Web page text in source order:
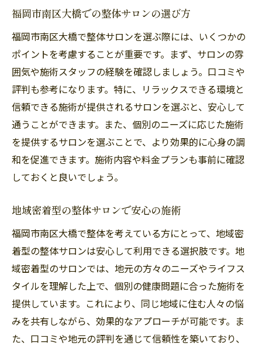
整体サロンで得られる活力の秘密
整体サロンで心身共にリラックス福岡市南区大
橋での体験
リラックスできる環境での整体体験
福岡市南区大橋の整体サロンのリラックス
効果
心と体の緊張をほぐす施術とは
整体で心の解放を感じる瞬間
整体サロンで心身のバランスを整える
整体のプロが教える心と体のバランスを整える
方法福岡市南区大橋編
整体のプロが指南する健康維持の秘訣
心身のバランスを整える整体施術とは
福岡市南区大橋の整体サロンで得る健康知
識
福岡市南区大橋での整体サロンの選び方
福岡市南区大橋で整体サロンを選ぶ際には、いくつかの
ポイントを考慮することが重要です。まず、サロンの雰
囲気や施術スタッフの経験を確認しましょう。口コミや
評判も参考になります。特に、リラックスできる環境と
信頼できる施術が提供されるサロンを選ぶと、安心して
通うことができます。また、個別のニーズに応じた施術
を提供するサロンを選ぶことで、より効果的に心身の調
和を促進できます。施術内容や料金プランも事前に確認
しておくと良いでしょう。
地域密着型の整体サロンで安心の施術
福岡市南区大橋で整体を考えている方にとって、地域密
着型の整体サロンは安心して利用できる選択肢です。地
域密着型のサロンでは、地元の方々のニーズやライフス
タイルを理解した上で、個別の健康問題に合った施術を
提供しています。これにより、同じ地域に住む人々の悩
みを共有しながら、効果的なアプローチが可能です。ま
た、口コミや地元の評判を通じて信頼性を築いており、